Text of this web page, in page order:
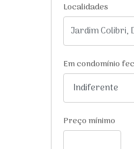
Localidades
Em condomínio
Preço mínimo